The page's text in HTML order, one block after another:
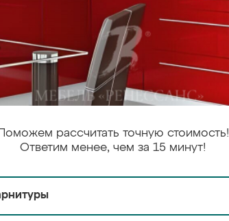
рассчитать точную стоимость!
Ответим менее, чем за 15 минут!